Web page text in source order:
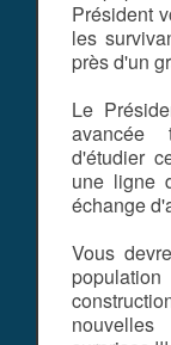
Président
les
près d'un
Le
avancée
d'étudier
une ligne
échange
Vous